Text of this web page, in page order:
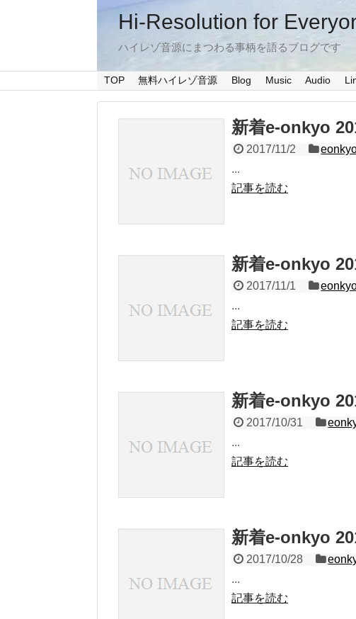
Hi-Resolution for
ハイレゾ音源にまつわる事柄を語るブログです
TOP 無料ハイレゾ音源 Blog Music Audio
新着e-onkyo
2017/11/2
...
記事を読む
新着e-onkyo
2017/11/1
...
記事を読む
新着e-onkyo
2017/10/31
...
記事を読む
新着e-onkyo
2017/10/28
...
記事を読む